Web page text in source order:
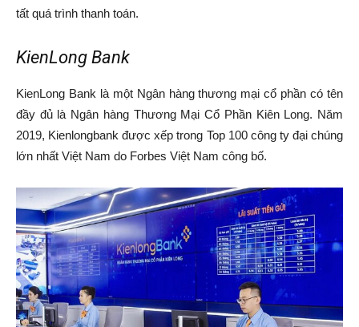
tất quá trình thanh toán.
KienLong Bank
KienLong Bank là một Ngân hàng thương mại cổ phần có tên
đầy đủ là Ngân hàng Thương Mại Cổ Phần Kiên Long. Năm
2019, Kienlongbank được xếp trong Top 100 công ty đại chúng
lớn nhất Việt Nam do Forbes Việt Nam công bố.